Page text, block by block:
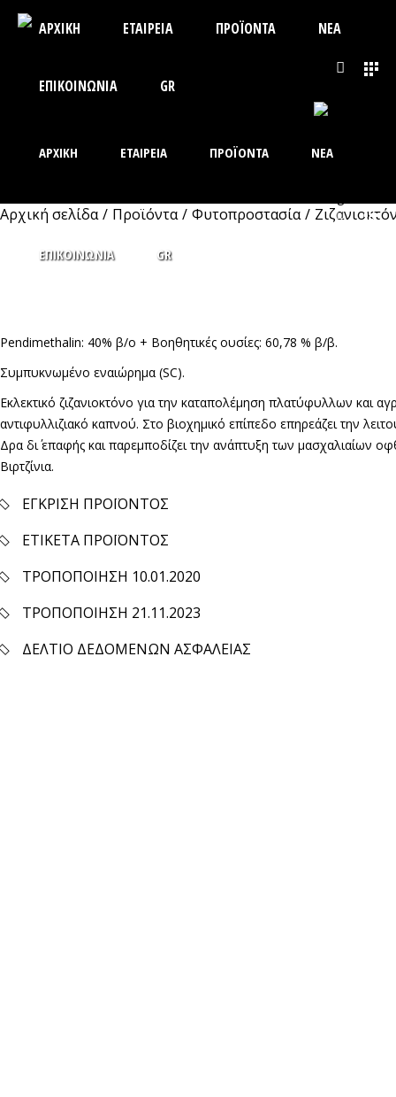
ΑΡΧΙΚΗ ΕΤΑΙΡΕΙΑ ΠΡΟΪΟΝΤΑ ΝΕΑ
ΕΠΙΚΟΙΝΩΝΙΑ GR
ΑΡΧΙΚΗ ΕΤΑΙΡΕΙΑ ΠΡΟΪΟΝΤΑ ΝΕΑ
ΕΠΙΚΟΙΝΩΝΙΑ GR
Αρχική σελίδα / Προϊόντα / Φυτοπροστασία /
SHARPEN 40 SC
Pendimethalin: 40% β/ο + Βοηθητικές ουσίες: 60,78 % β/β.
Συμπυκνωμένο εναιώρημα (SC).
Εκλεκτικό ζιζανιοκτόνο για την καταπολέμηση πλατύφυλλων και
αντιφυλλιζιακό καπνού. Στο βιοχημικό επίπεδο επηρεάζει την
Δρα δι΄ επαφής και παρεμποδίζει την ανάπτυξη των
Βιρτζίνια.
ΕΓΚΡΙΣΗ ΠΡΟΪΟΝΤΟΣ
ΕΤΙΚΕΤΑ ΠΡΟΪΟΝΤΟΣ
ΤΡΟΠΟΠΟΙΗΣΗ 10.01.2020
ΤΡΟΠΟΠΟΙΗΣΗ 21.11.2023
ΔΕΛΤΙΟ ΔΕΔΟΜΕΝΩΝ ΑΣΦΑΛΕΙΑΣ